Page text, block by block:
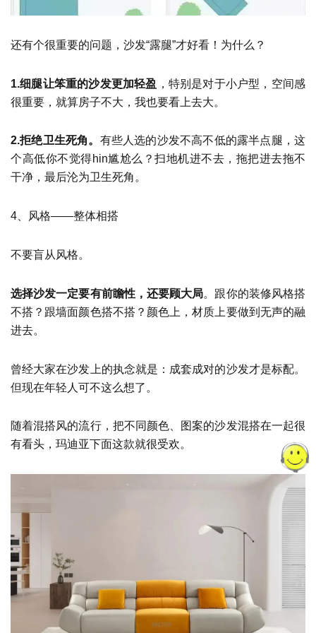
还有个很重要的问题，沙发“露腿”才好看！为什么？
1.细腿让笨重的沙发更加轻盈 ，特别是对于小户型，空间感
很重要，就算房子不大，我也要看上去大。
2.拒绝卫生死角。 有些人选的沙发不高不低的露半点腿，这
个高低你不觉得hin尴尬么？扫地机进不去，拖把进去拖不
干净，最后沦为卫生死角。
4、风格——整体相搭
不要盲从风格。
选择沙发一定要有前瞻性，还要顾大局。跟你的装修风格搭
不搭？跟墙面颜色搭不搭？颜色上，材质上要做到无声的融
进去。
曾经大家在沙发上的执念就是：成套成对的沙发才是标配。
但现在年轻人可不这么想了。
随着混搭风的流行，把不同颜色、图案的沙发混搭在一起很
有看头，玛迪亚下面这款就很受欢。